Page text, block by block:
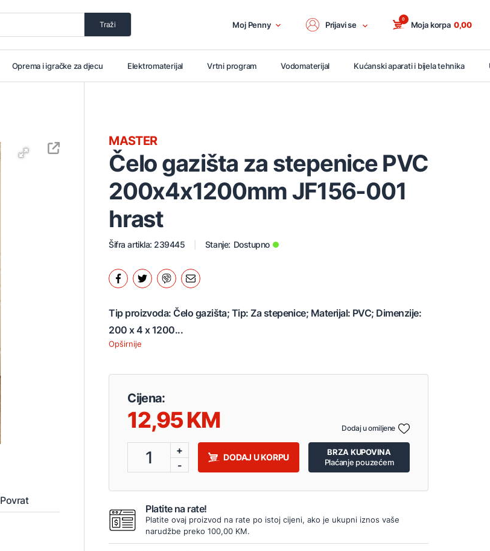
Traži Moj Penny Prijavi se Moja korpa
0
0,00
Oprema i igračke za djecu Elektromaterijal Vrtni program Vodomaterijal Kućanski aparati i bijela tehnika
Povrat
Čelo gazišta za stepenice PVC
200x4x1200mm JF156-001
hrast
MASTER
Šifra artikla: 239445 Stanje: Dostupno
Tip proizvoda: Čelo gazišta; Tip: Za stepenice; Materijal: PVC; Dimenzije:
200 x 4 x 1200...
Opširnije
Cijena:
12,95
1
+
-
DODAJ U KORPU
BRZA KUPOVINA
Plaćanje pouzećem
Dodaj u omiljene
Platite na rate!
Platite ovaj proizvod na rate po istoj cijeni, ako je ukupni iznos vaše
narudžbe preko 100,00 KM.